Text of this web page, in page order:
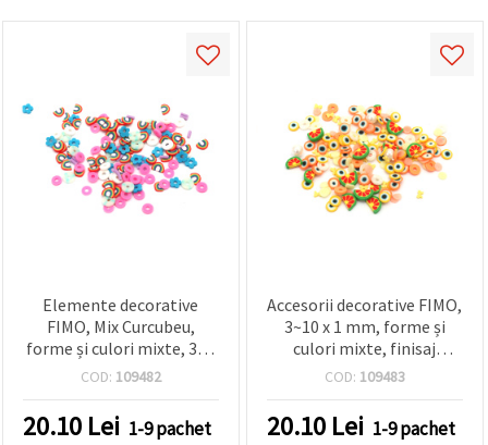
Elemente decorative
FIMO, Mix Curcubeu,
forme și culori mixte, 3–7
x 1 mm - 20 g
COD: 109482
20.10 Lei 1-9 pachet
Accesorii decorative FIMO,
3~10 x 1 mm, forme și
culori mixte, finisaj
perlat, 20 g
COD: 109483
20.10 Lei 1-9 pachet